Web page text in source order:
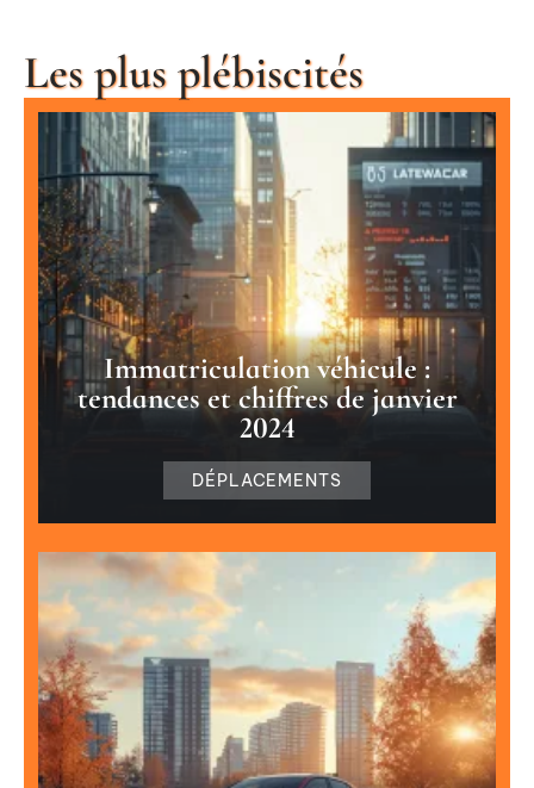
Les plus plébiscités
Immatriculation véhicule :
tendances et chiffres de janvier
2024
DÉPLACEMENTS